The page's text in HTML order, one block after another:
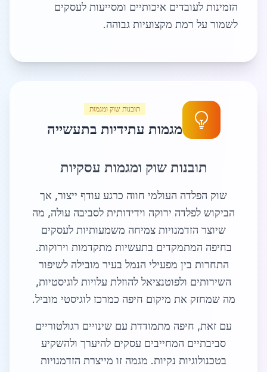
הזמינות לעובדים איכותיים ומסייעות לעסקים
לשמור על רמת מקצועיות גבוהה.
תובנות שוק ומגמות
מגמות עתידיות בתעשייה
תובנות שוק ומגמות עסקיות
שוק הפלדה העולמי חווה כרגע עודף ייצור, אך
הביקוש לפלדה ירוקה וידידותית לסביבה עולה, מה
שיוצר הזדמנויות צמיחה משמעותיות לעסקים
בחיפה המתמקדים בתעשיות מתקדמות וירוקות.
התחרות בין מפעילי הנמל בעיר מובילה לשיפור
השירותים ולפוטנציאל להוזלת עלויות לוגיסטיות,
מה שמחזק את מיקום חיפה כמרכז לוגיסטי מוביל.
עם זאת, חיפה מתמודדת עם שינויים רגולטוריים
סביבתיים המחייבים עסקים להיערך ולהשקיע
בטכנולוגיות נקיות. מגמה זו מייצרת הזדמנויות